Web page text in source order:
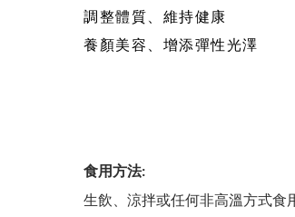
調整體質、維持健康
養顏美容、增添彈性光澤
食用方法:
生飲 涼拌或任何非高溫方式食